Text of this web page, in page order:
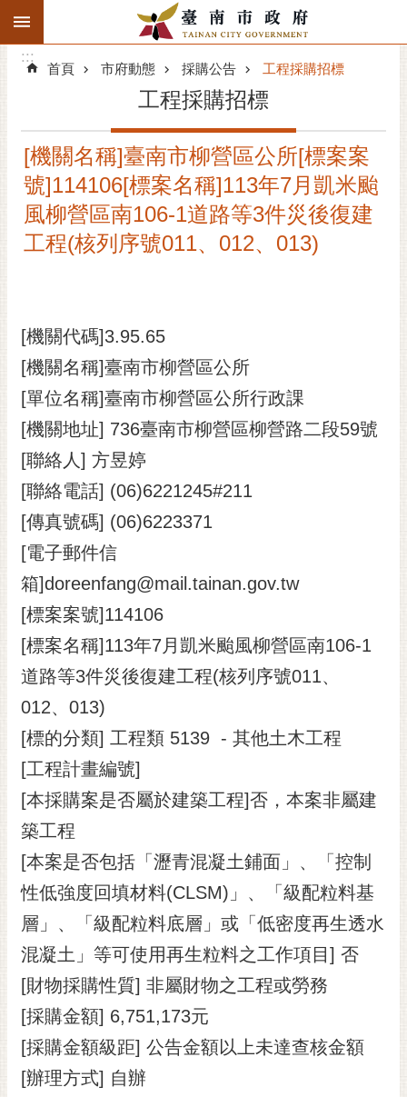
跳到主要內容區塊
搜
階
精彩府城
市府動態
市府團隊
市政資訊
市民互動
黃
偉
哲
光
花
泉
桐
花
祭
站
導
訂
閱
RSS
訂
閱
子
報
市
民
信
箱
English
:::
:::
首頁 市府動態 採購公告 工程採購招標
工程採購招標
[機關名稱]臺南市柳營區公所[標案案
號]114106[標案名稱]113年7月凱米颱
風柳營區南106-1道路等3件災後復建
工程(核列序號011、012、013)
[機關代碼]3.95.65
[機關名稱]臺南市柳營區公所
[單位名稱]臺南市柳營區公所行政課
[機關地址] 736臺南市柳營區柳營路二段59號
[聯絡人] 方昱婷
[聯絡電話] (06)6221245#211
[傳真號碼] (06)6223371
[電子郵件信
箱]doreenfang@mail.tainan.gov.tw
[標案案號]114106
[標案名稱]113年7月凱米颱風柳營區南106-1
道路等3件災後復建工程(核列序號011、
012、013)
[標的分類] 工程類 5139 - 其他土木工程
[工程計畫編號]
[本採購案是否屬於建築工程]否，本案非屬建
築工程
[本案是否包括「瀝青混凝土鋪面」、「控制
性低強度回填材料(CLSM)」、「級配粒料基
層」、「級配粒料底層」或「低密度再生透水
混凝土」等可使用再生粒料之工作項目] 否
[財物採購性質] 非屬財物之工程或勞務
[採購金額] 6,751,173元
[採購金額級距] 公告金額以上未達查核金額
[辦理方式] 自辦